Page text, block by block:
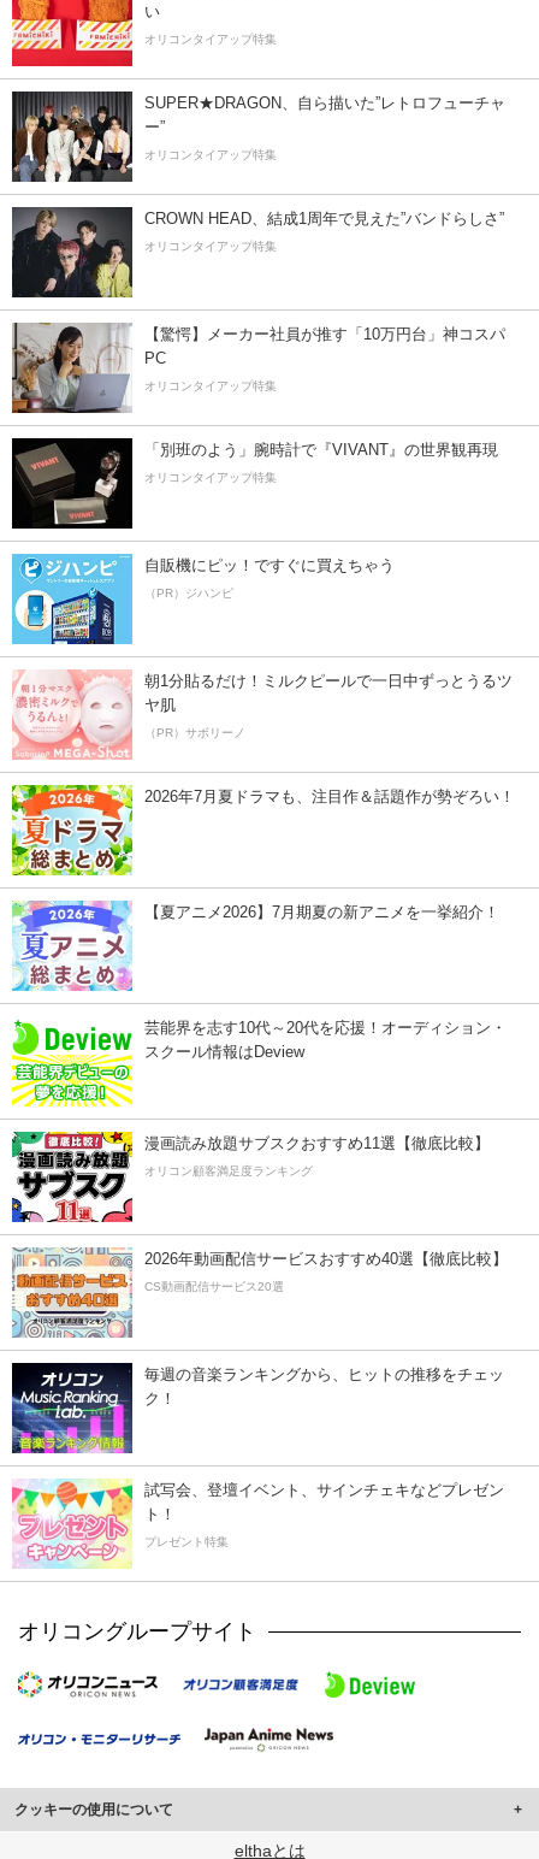
い
オリコンタイアップ特集
SUPER★DRAGON、自ら描いた”レトロフューチャ
ー”
オリコンタイアップ特集
CROWN HEAD、結成1周年で見えた”バンドらしさ”
オリコンタイアップ特集
【驚愕】メーカー社員が推す「10万円台」神コスパ
PC
オリコンタイアップ特集
「別班のよう」腕時計で『VIVANT』の世界観再現
オリコンタイアップ特集
自販機にピッ！ですぐに買えちゃう
（PR）ジハンピ
朝1分貼るだけ！ミルクピールで一日中ずっとうるツ
ヤ肌
（PR）サボリーノ
2026年7月夏ドラマも、注目作＆話題作が勢ぞろい！
【夏アニメ2026】7月期夏の新アニメを一挙紹介！
芸能界を志す10代～20代を応援！オーディション・
スクール情報はDeview
漫画読み放題サブスクおすすめ11選【徹底比較】
オリコン顧客満足度ランキング
2026年動画配信サービスおすすめ40選【徹底比較】
CS動画配信サービス20選
毎週の音楽ランキングから、ヒットの推移をチェッ
ク！
試写会、登壇イベント、サインチェキなどプレゼン
ト！
プレゼント特集
オリコングループサイト
クッキーの使用について
このサイトでは Cookie を使用して、ユーザーに合わせたコンテンツや広告の
elthaとは